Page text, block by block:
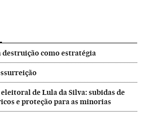
destruição como estratégia
de Lula da Silva: subidas de
e proteção para as minorias